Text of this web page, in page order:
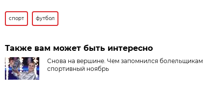
спорт футбол
Также вам может быть интересно
Снова на вершине. Чем запомнился болельщикам
спортивный ноябрь